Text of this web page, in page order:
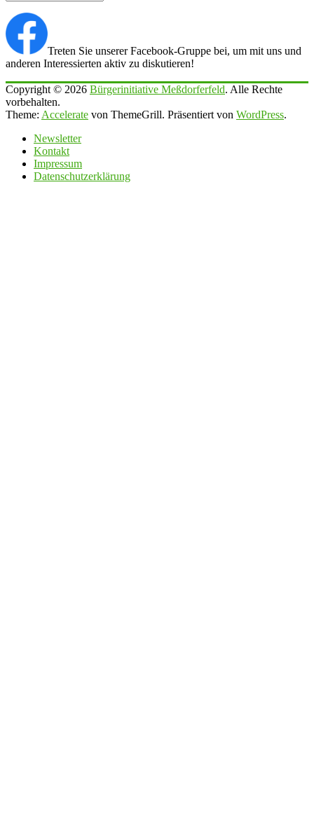
Treten Sie unserer Facebook-Gruppe bei, um mit uns und
anderen Interessierten aktiv zu diskutieren!
Copyright © 2026 Bürgerinitiative Meßdorferfeld. Alle Rechte
vorbehalten.
Theme: Accelerate von ThemeGrill. Präsentiert von WordPress.
Newsletter
Kontakt
Impressum
Datenschutzerklärung